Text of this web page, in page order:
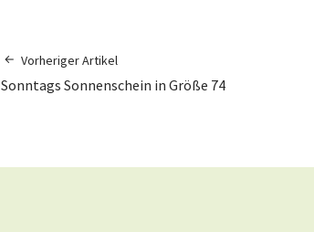
Vorheriger Artikel
Sonntags Sonnenschein in Größe 74